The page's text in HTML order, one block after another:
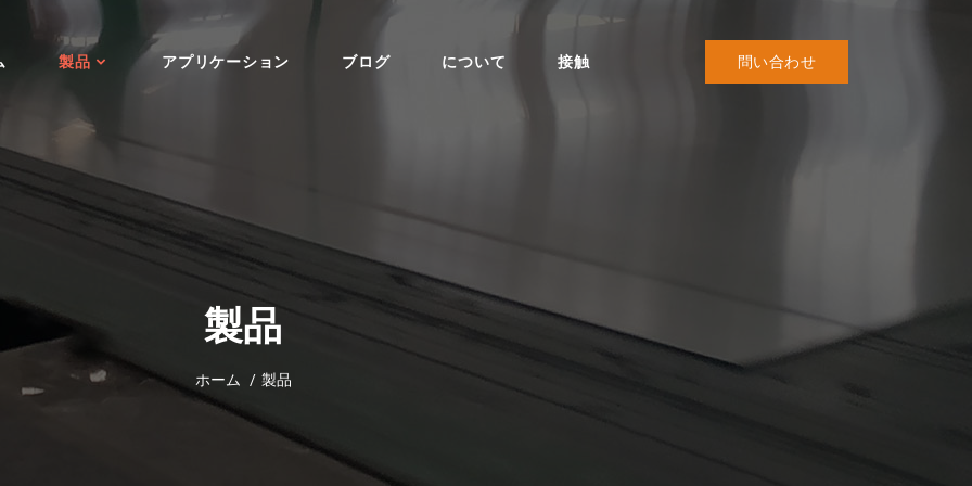
製品 アプリケーション ブログ について 接触 問い合わせ
製品
ホーム 製品